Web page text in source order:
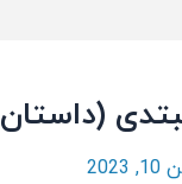
(داستان 1)
2023